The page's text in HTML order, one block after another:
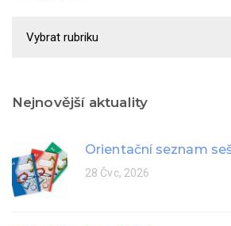
Nejnovější aktuality
Orientační seznam
28 Čvc, 2026